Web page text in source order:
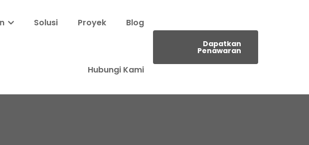
Solusi Proyek Blog
Hubungi Kami
Dapatkan
Penawaran